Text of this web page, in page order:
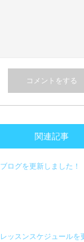
関連記事
ブログを更新しました！
レッスンスケジュールを